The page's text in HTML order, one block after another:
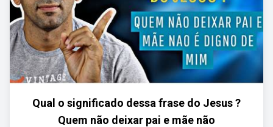
Qual o significado dessa frase do Jesus ?
Quem não deixar pai e mãe não